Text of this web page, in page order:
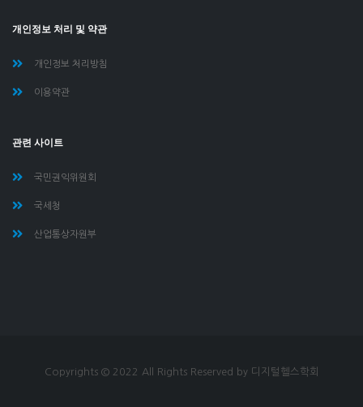
개인정보 처리 및 약관
개인정보 처리방침
이용약관
관련 사이트
국민권익위원회
국세청
산업통상자원부
Copyrights © 2022 All Rights Reserved by 디지털헬스학회